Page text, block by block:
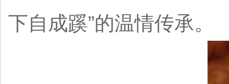
下自成蹊”的温情传承。